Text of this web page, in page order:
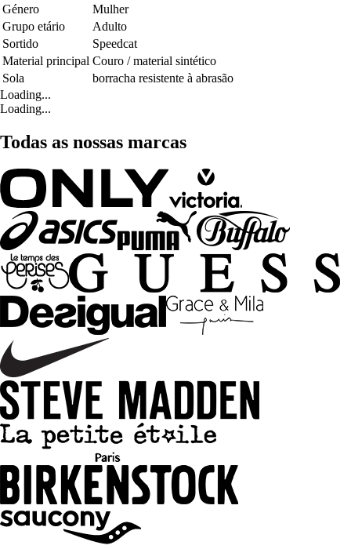
Género
Mulher
Grupo etário
Adulto
Sortido
Speedcat
Material principal Couro / material sintético
Sola
borracha resistente à abrasão
Loading...
Loading...
Todas as nossas marcas